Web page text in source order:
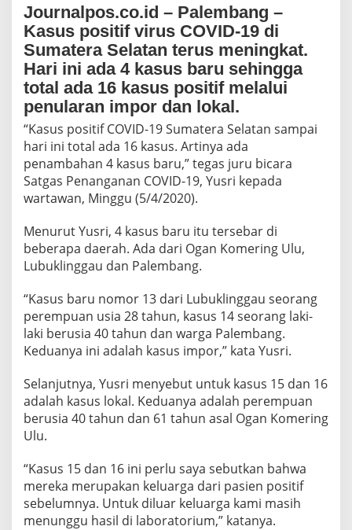
s
P
o
s
i
t
i
f
C
o
v
i
d
-
1
d
S
m
s
e
l
,
a
s
u
r
u
,
2
Journalpos.co.id – Palembang –
Kasus positif virus COVID-19 di
Sumatera Selatan terus meningkat.
Hari ini ada 4 kasus baru sehingga
total ada 16 kasus positif melalui
penularan impor dan lokal.
“Kasus positif COVID-19 Sumatera Selatan sampai
hari ini total ada 16 kasus. Artinya ada
penambahan 4 kasus baru,” tegas juru bicara
Satgas Penanganan COVID-19, Yusri kepada
wartawan, Minggu (5/4/2020).
Menurut Yusri, 4 kasus baru itu tersebar di
beberapa daerah. Ada dari Ogan Komering Ulu,
Lubuklinggau dan Palembang.
“Kasus baru nomor 13 dari Lubuklinggau seorang
perempuan usia 28 tahun, kasus 14 seorang laki-
laki berusia 40 tahun dan warga Palembang.
Keduanya ini adalah kasus impor,” kata Yusri.
Selanjutnya, Yusri menyebut untuk kasus 15 dan 16
adalah kasus lokal. Keduanya adalah perempuan
berusia 40 tahun dan 61 tahun asal Ogan Komering
Ulu.
“Kasus 15 dan 16 ini perlu saya sebutkan bahwa
mereka merupakan keluarga dari pasien positif
sebelumnya. Untuk diluar keluarga kami masih
menunggu hasil di laboratorium,” katanya.